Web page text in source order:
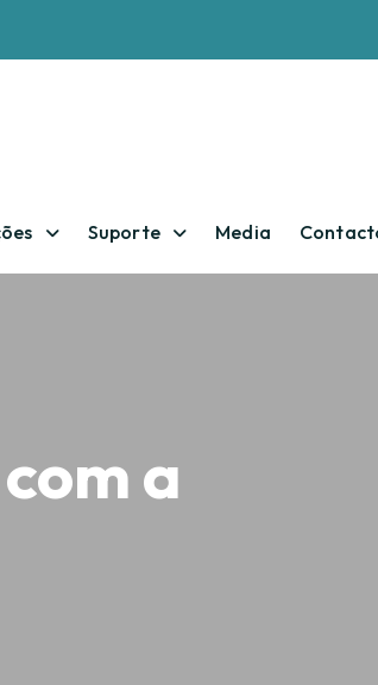
Suporte Media
a